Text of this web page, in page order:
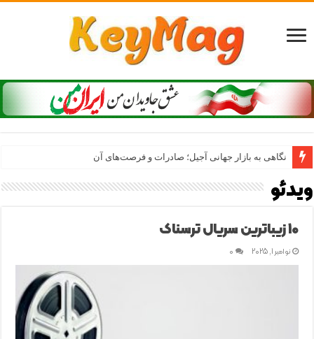
راهنمای جامع قیمت خرید دوربین سونی؛ آلفا 7 III، A7 IV و A7C II کدام را بخریم؟
نگاهی به بازار جهانی آجیل؛ صادرات و فرصت‌های آن
ویدئو
10 زیباترین سریال ترسناک
نوامبر 1, 2025 0